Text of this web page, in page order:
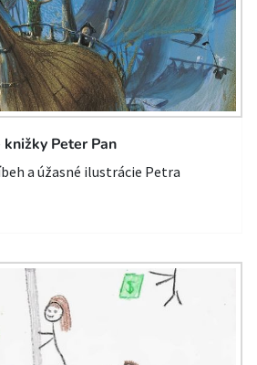
Peter Pan
a úžasné ilustrácie Petra